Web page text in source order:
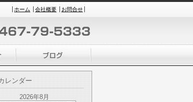
ホーム 会社概要 お問合せ
レンダー
2026年8月